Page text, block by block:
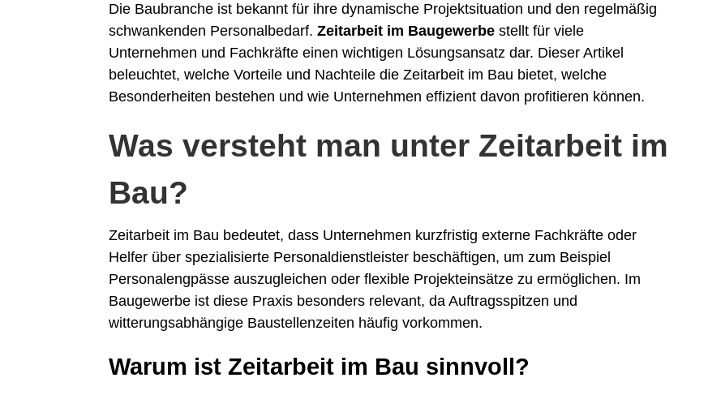
Die Baubranche ist bekannt für ihre dynamische Projektsituation und den regelmäßig
schwankenden Personalbedarf.Zeitarbeit im Baugewerbe stellt für viele
Unternehmen und Fachkräfte einen wichtigen Lösungsansatz dar. Dieser Artikel
beleuchtet, welche Vorteile und Nachteile die Zeitarbeit im Bau bietet, welche
Besonderheiten bestehen und wie Unternehmen effizient davon profitieren können.
Was versteht man unter Zeitarbeit im
Bau?
Zeitarbeit im Bau bedeutet, dass Unternehmen kurzfristig externe Fachkräfte oder
Helfer über spezialisierte Personaldienstleister beschäftigen, um zum Beispiel
Personalengpässe auszugleichen oder flexible Projekteinsätze zu ermöglichen. Im
Baugewerbe ist diese Praxis besonders relevant, da Auftragsspitzen und
witterungsabhängige Baustellenzeiten häufig vorkommen.
Warum ist Zeitarbeit im Bau sinnvoll?